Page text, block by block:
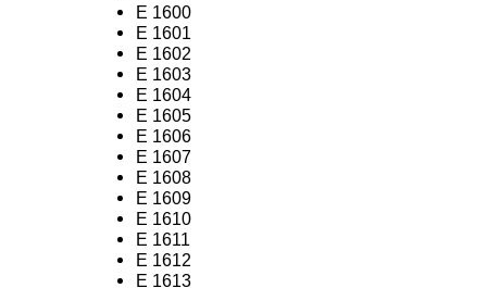
E 1600
E 1601
E 1602
E 1603
E 1604
E 1605
E 1606
E 1607
E 1608
E 1609
E 1610
E 1611
E 1612
E 1613